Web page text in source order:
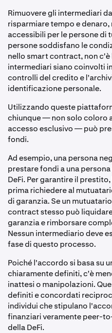
Rimuovere gli intermediari
risparmiare tempo e denaro,
accessibili per le persone di
persone soddisfano le
nello smart contract, non
intermediari siano coinvolti
controlli del credito e
identificazione personale.
Utilizzando queste
chiunque — non solo coloro
accesso esclusivo — può
fondi.
Ad esempio, una persona
prestare fondi a una
DeFi. Per garantire il
prima richiedere al
di garanzia. Se un
contract stesso può
garanzia e rimborsare
Nessun intermediario deve
fase di questo processo.
Poiché l'accordo si basa su
chiaramente definiti, c'è
inattesi o manipolazioni.
definiti e concordati
individui che stipulano
finanziari veramente peer-
della DeFi.